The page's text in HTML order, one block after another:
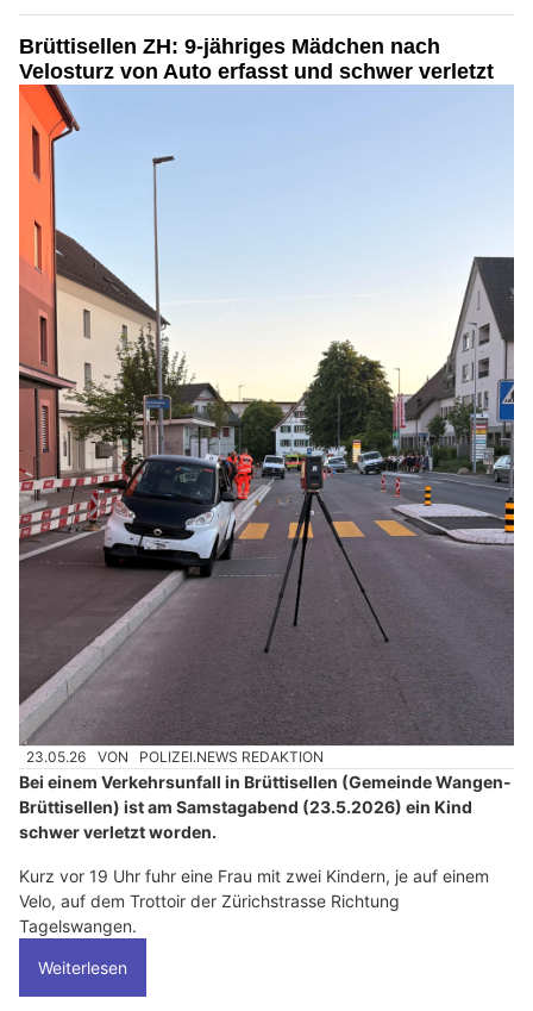
Brüttisellen ZH: 9-jähriges Mädchen nach
Velosturz von Auto erfasst und schwer verletzt
23.05.26 VON POLIZEI.NEWS REDAKTION
Bei einem Verkehrsunfall in Brüttisellen (Gemeinde Wangen-
Brüttisellen) ist am Samstagabend (23.5.2026) ein Kind
schwer verletzt worden.
Kurz vor 19 Uhr fuhr eine Frau mit zwei Kindern, je auf einem
Velo, auf dem Trottoir der Zürichstrasse Richtung
Tagelswangen.
Weiterlesen